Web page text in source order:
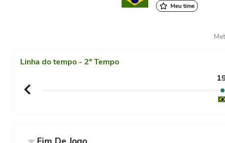
Meu time
Linha do tempo - 2º Tempo